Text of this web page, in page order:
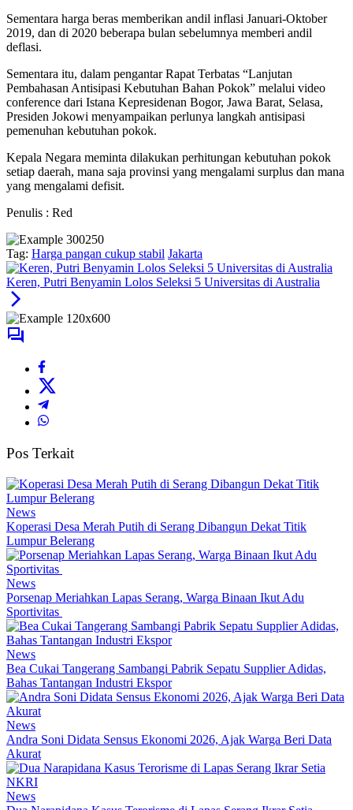
Sementara harga beras memberikan andil inflasi Januari-Oktober
2019, dan di 2020 beberapa bulan sebelumnya memberi andil
deflasi.
Sementara itu, dalam pengantar Rapat Terbatas “Lanjutan
Pembahasan Antisipasi Kebutuhan Bahan Pokok” melalui video
conference dari Istana Kepresidenan Bogor, Jawa Barat, Selasa,
Presiden Jokowi menyampaikan perlunya langkah antisipasi
pemenuhan kebutuhan pokok.
Kepala Negara meminta dilakukan perhitungan kebutuhan pokok
setiap daerah, mana saja provinsi yang mengalami surplus dan mana
yang mengalami defisit.
Penulis : Red
Tag: Harga pangan cukup stabil Jakarta
Keren, Putri Benyamin Lolos Seleksi 5 Universitas di Australia
Pos Terkait
News
Koperasi Desa Merah Putih di Serang Dibangun Dekat Titik
Lumpur Belerang
News
Porsenap Meriahkan Lapas Serang, Warga Binaan Ikut Adu
Sportivitas
News
Bea Cukai Tangerang Sambangi Pabrik Sepatu Supplier Adidas,
Bahas Tantangan Industri Ekspor
News
Andra Soni Didata Sensus Ekonomi 2026, Ajak Warga Beri Data
Akurat
News